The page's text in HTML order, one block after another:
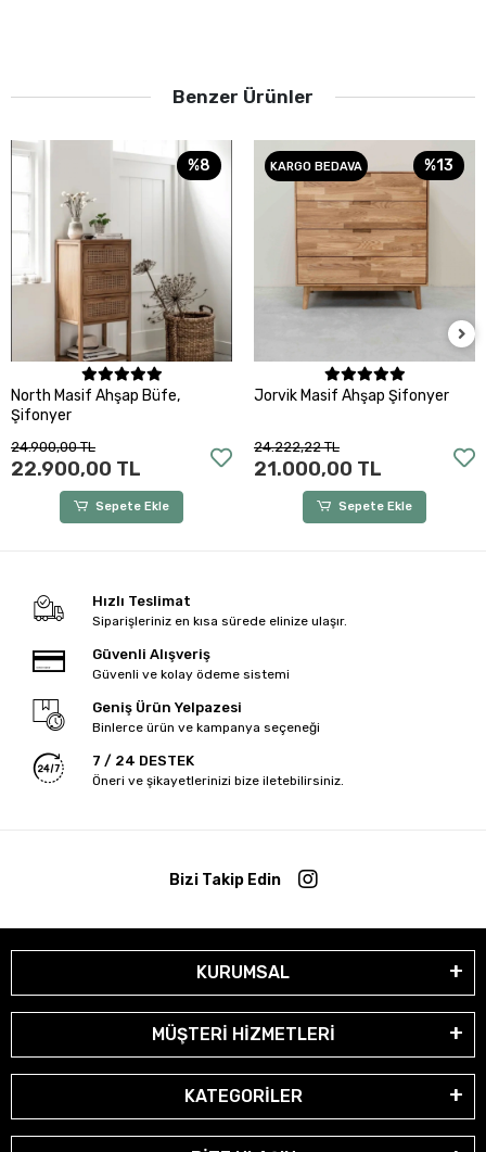
Benzer Ürünler
%8
Sepete Ekle
North Masif Ahşap Büfe,
Şifonyer
24.900,00 TL
22.900,00 TL
Sepete Ekle
KARGO BEDAVA %13
Sepete Ekle
Jorvik Masif Ahşap Şifonyer
24.222,22 TL
21.000,00 TL
Sepete Ekle
Hızlı Teslimat
Siparişleriniz en kısa sürede elinize ulaşır.
Güvenli Alışveriş
Güvenli ve kolay ödeme sistemi
Geniş Ürün Yelpazesi
Binlerce ürün ve kampanya seçeneği
7 / 24 DESTEK
Öneri ve şikayetlerinizi bize iletebilirsiniz.
Bizi Takip Edin
KURUMSAL
MÜŞTERİ HİZMETLERİ
KATEGORİLER